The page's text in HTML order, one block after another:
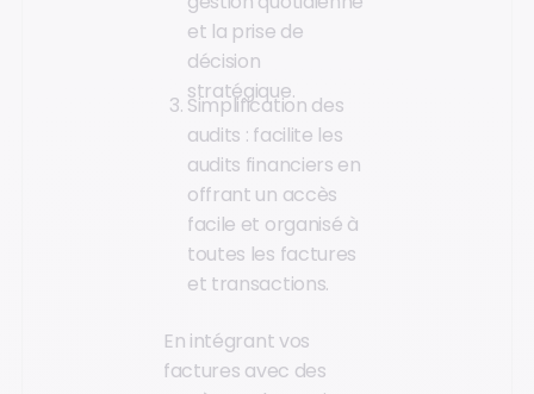
et la prise de
décision
stratégique.
Simplification des
audits : facilite les
audits financiers en
offrant un accès
facile et organisé à
toutes les factures
et transactions.
En intégrant vos
factures avec des